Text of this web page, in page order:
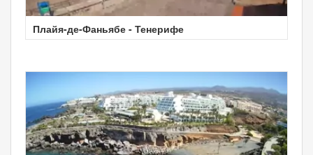
Плайя-де-Фаньябе - Тенерифе